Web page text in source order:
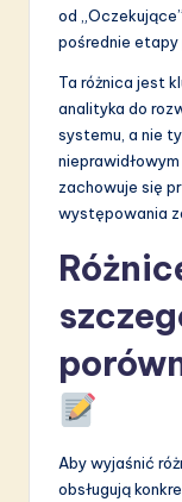
od
pośrednie etapy
Ta różnica jest
analityka do
systemu, a nie
zachowuje się
występowania
Aby wyjaśnić
obsługują